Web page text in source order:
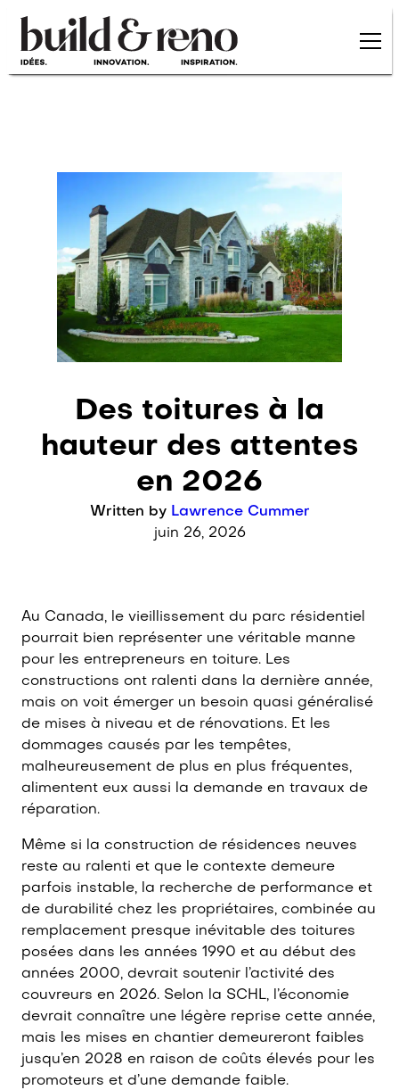
Skip to main content
Post category:En Français
Des toitures à la
hauteur des attentes
en 2026
Written by Lawrence Cummer
juin 26, 2026
Au Canada, le vieillissement du parc résidentiel
pourrait bien représenter une véritable manne
pour les entrepreneurs en toiture. Les
constructions ont ralenti dans la dernière année,
mais on voit émerger un besoin quasi généralisé
de mises à niveau et de rénovations. Et les
dommages causés par les tempêtes,
malheureusement de plus en plus fréquentes,
alimentent eux aussi la demande en travaux de
réparation.
Même si la construction de résidences neuves
reste au ralenti et que le contexte demeure
parfois instable, la recherche de performance et
de durabilité chez les propriétaires, combinée au
remplacement presque inévitable des toitures
posées dans les années 1990 et au début des
années 2000, devrait soutenir l’activité des
couvreurs en 2026. Selon la SCHL, l’économie
devrait connaître une légère reprise cette année,
mais les mises en chantier demeureront faibles
jusqu’en 2028 en raison de coûts élevés pour les
promoteurs et d’une demande faible.